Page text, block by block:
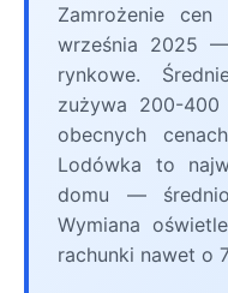
Zamrożenie
września 2025
rynkowe.
zużywa 200-
obecnych
Lodówka to
domu —
Wymiana
rachunki nawet o